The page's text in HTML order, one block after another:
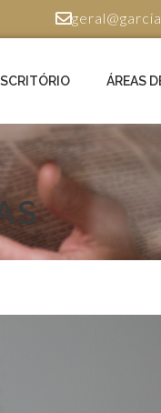
ÁREAS